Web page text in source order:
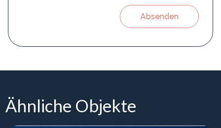
Absenden
Ähnliche Objekte